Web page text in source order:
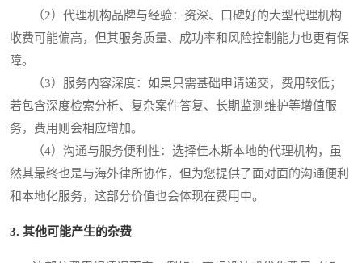
（2）代理机构品牌与经验：资深、口碑好的大型代理机构
收费可能偏高，但其服务质量、成功率和风险控制能力也更有保
障。
（3）服务内容深度：如果只需基础申请递交，费用较低；
若包含深度检索分析、复杂案件答复、长期监测维护等增值服
务，费用则会相应增加。
（4）沟通与服务便利性：选择佳木斯本地的代理机构，虽
然其最终也是与海外律所协作，但为您提供了面对面的沟通便利
和本地化服务，这部分价值也会体现在费用中。
3. 其他可能产生的杂费